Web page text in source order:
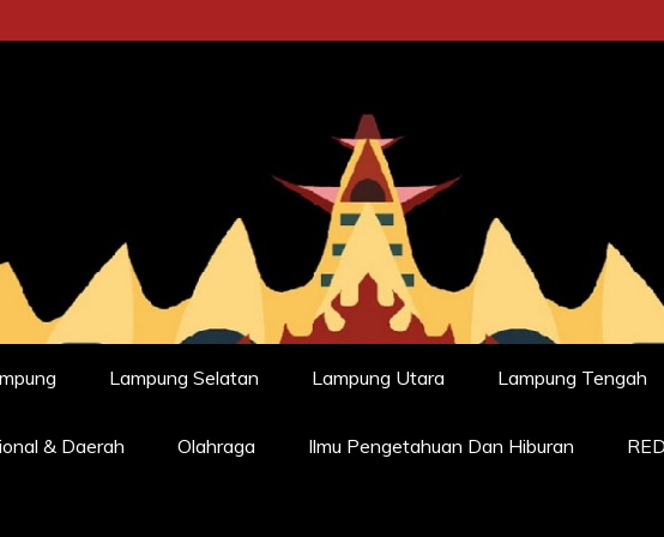
Lampung Selatan Lampung Utara Lampung Tengah
& Daerah Olahraga Ilmu Pengetahuan Dan Hiburan